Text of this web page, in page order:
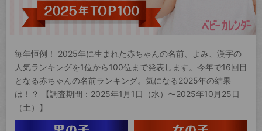
毎年恒例！ 2025年に生まれた赤ちゃんの名前、よみ、漢字の
人気ランキングを1位から100位まで発表します。今年で16回目
となる赤ちゃんの名前ランキング。気になる2025年の結果
は！？ 【調査期間：2025年1月1日（水）〜2025年10月25日
（土）】